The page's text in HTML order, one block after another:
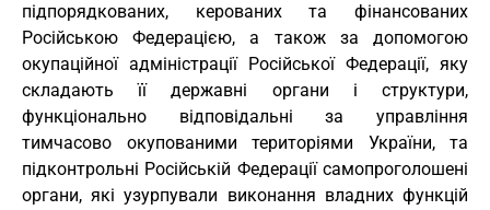
підпорядкованих, керованих та фінансованих
Російською Федерацією, а також за допомогою
окупаційної адміністрації Російської Федерації, яку
складають її державні органи і структури,
функціонально відповідальні за управління
тимчасово окупованими територіями України, та
підконтрольні Російській Федерації самопроголошені
органи, які узурпували виконання владних функцій